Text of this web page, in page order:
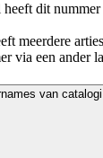
heeft dit
meerdere
via een ander
van catalogi